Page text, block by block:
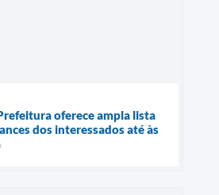
oferece ampla lista
dos interessados até às